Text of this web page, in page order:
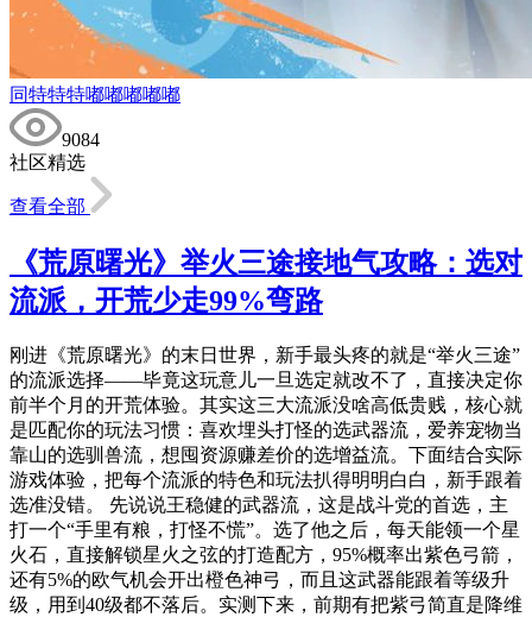
同特特特嘟嘟嘟嘟嘟
9084
社区精选
查看全部
《荒原曙光》举火三途接地气攻略：选对
流派，开荒少走99%弯路
刚进《荒原曙光》的末日世界，新手最头疼的就是“举火三途”
的流派选择——毕竟这玩意儿一旦选定就改不了，直接决定你
前半个月的开荒体验。其实这三大流派没啥高低贵贱，核心就
是匹配你的玩法习惯：喜欢埋头打怪的选武器流，爱养宠物当
靠山的选驯兽流，想囤资源赚差价的选增益流。下面结合实际
游戏体验，把每个流派的特色和玩法扒得明明白白，新手跟着
选准没错。 先说说王稳健的武器流，这是战斗党的首选，主
打一个“手里有粮，打怪不慌”。选了他之后，每天能领一个星
火石，直接解锁星火之弦的打造配方，95%概率出紫色弓箭，
还有5%的欧气机会开出橙色神弓，而且这武器能跟着等级升
级，用到40级都不落后。实测下来，前期有把紫弓简直是降维